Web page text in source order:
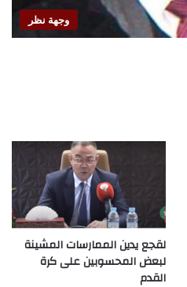
وجهة نظر
لقجع يدين الممارسات المشينة
لبعض المحسوبين على كرة
القدم